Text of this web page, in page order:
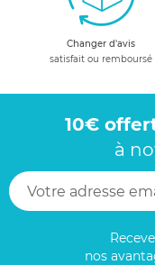
Changer d'avis
satisfait ou remboursé
10€
à
nos